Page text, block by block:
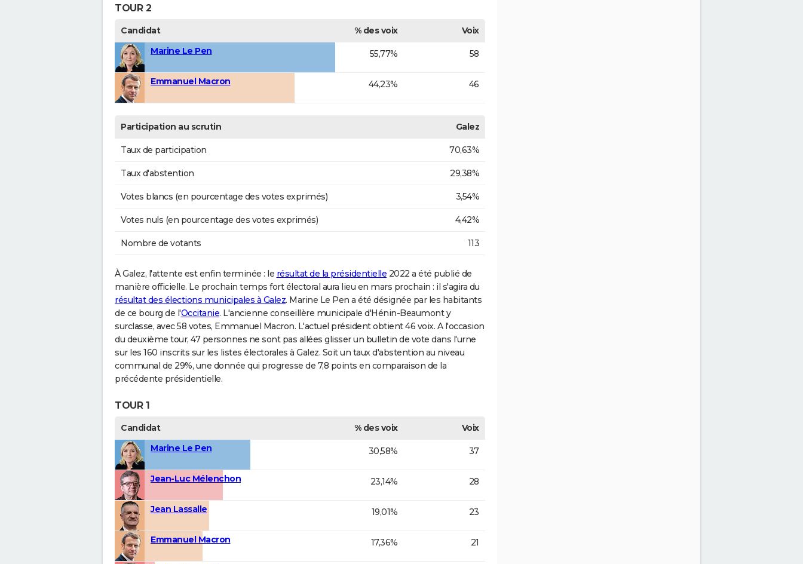
TOUR 2
Candidat % des voix
Voix
Marine Le Pen
55,77% 58
Emmanuel Macron 44,23% 46
Participation au scrutin Galez
Taux de participation 70,63%
Taux d'abstention 29,38%
Votes blancs (en pourcentage des votes exprimés) 3,54%
Votes nuls (en pourcentage des votes exprimés) 4,42%
Nombre de votants 113
À Galez, l'attente est enfin terminée : le résultat de la présidentielle 2022 a été publié de
manière officielle. Le prochain temps fort électoral aura lieu en mars prochain : il s'agira du
résultat des élections municipales à Galez. Marine Le Pen a été désignée par les habitants
de ce bourg de l'Occitanie. L'ancienne conseillère municipale d'Hénin-Beaumont y
surclasse, avec 58 votes, Emmanuel Macron. L'actuel président obtient 46 voix. A l'occasion
du deuxième tour, 47 personnes ne sont pas allées glisser un bulletin de vote dans l'urne
sur les 160 inscrits sur les listes électorales à Galez. Soit un taux d'abstention au niveau
communal de 29%, une donnée qui progresse de 7,8 points en comparaison de la
précédente présidentielle.
TOUR 1
Candidat % des voix
Voix
Marine Le Pen
30,58% 37
Jean-Luc Mélenchon 23,14% 28
Jean Lassalle 19,01% 23
Emmanuel Macron 17,36% 21